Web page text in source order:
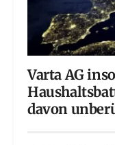
Varta AG
davon